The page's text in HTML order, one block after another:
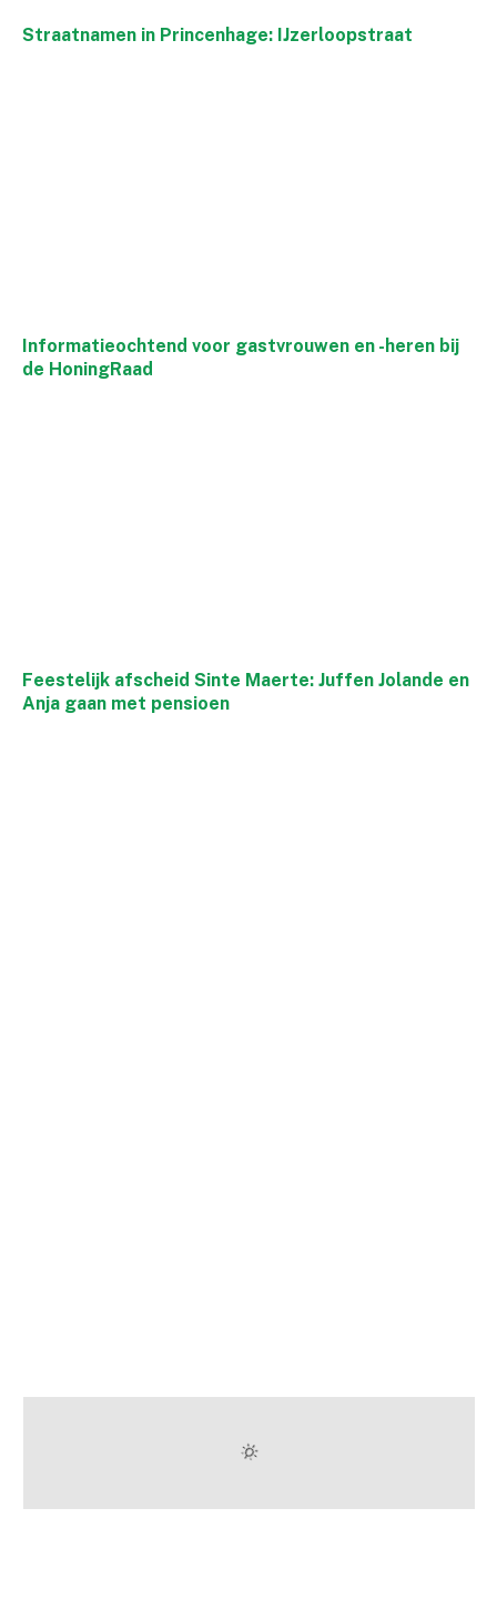
Straatnamen in Princenhage: IJzerloopstraat
Informatieochtend voor gastvrouwen en -heren bij
de HoningRaad
Feestelijk afscheid Sinte Maerte: Juffen Jolande en
Anja gaan met pensioen